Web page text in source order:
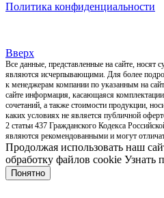
Политика конфиденциальности
Вверх
Все данные, представленные на сайте, носят
являются исчерпывающими. Для более
к менеджерам компании по указанным на
сайте информация, касающаяся
сочетаний, а также стоимости продукции,
каких условиях не является публичной
2 статьи 437 Гражданского Кодекса
являются рекомендованными и могут
Продолжая использовать наш
обработку файлов cookie Узнать
Понятно